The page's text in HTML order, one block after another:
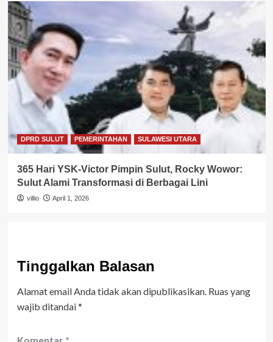
DPRD SULUT PEMERINTAHAN SULAWESI UTARA
365 Hari YSK-Victor Pimpin Sulut, Rocky Wowor:
Sulut Alami Transformasi di Berbagai Lini
villio April 1, 2026
Tinggalkan Balasan
Alamat email Anda tidak akan dipublikasikan. Ruas yang
wajib ditandai*